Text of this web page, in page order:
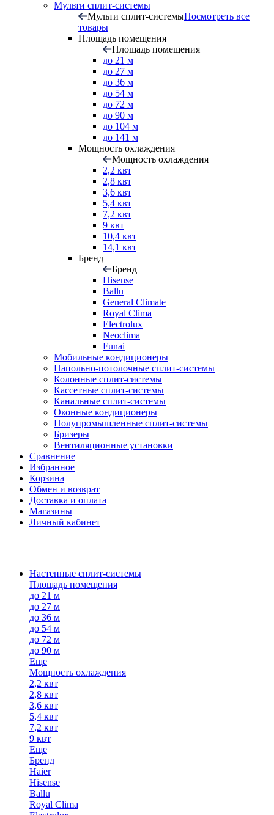
Мульти сплит-системы
Мульти сплит-системыПосмотреть все
товары
Площадь помещения
Площадь помещения
до 21 м
до 27 м
до 36 м
до 54 м
до 72 м
до 90 м
до 104 м
до 141 м
Мощность охлаждения
Мощность охлаждения
2,2 квт
2,8 квт
3,6 квт
5,4 квт
7,2 квт
9 квт
10,4 квт
14,1 квт
Бренд
Бренд
Hisense
Ballu
General Climate
Royal Clima
Electrolux
Neoclima
Funai
Мобильные кондиционеры
Напольно-потолоч​ные ​сплит-системы
Колонные ​​сплит-системы
Кассетные сплит-системы
Канальные сплит-системы
Оконные кондиционеры
Полупромышленные сплит-системы
Бризеры
Вентиляционные установки
Сравнение
Избранное
Корзина
Обмен и возврат
Доставка и оплата
Магазины
Личный кабинет
Настенные сплит-системы
Площадь помещения
до 21 м
до 27 м
до 36 м
до 54 м
до 72 м
до 90 м
Еще
Мощность охлаждения
2,2 квт
2,8 квт
3,6 квт
5,4 квт
7,2 квт
9 квт
Еще
Бренд
Haier
Hisense
Ballu
Royal Clima